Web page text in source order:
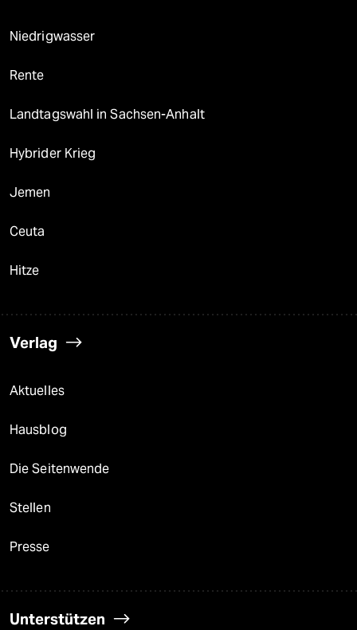
Niedrigwasser
Rente
Landtagswahl in Sachsen-Anhalt
Hybrider Krieg
Jemen
Ceuta
Hitze
Verlag
Aktuelles
Hausblog
Die Seitenwende
Stellen
Presse
Unterstützen